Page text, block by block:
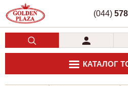
(044)
КАТАЛОГ